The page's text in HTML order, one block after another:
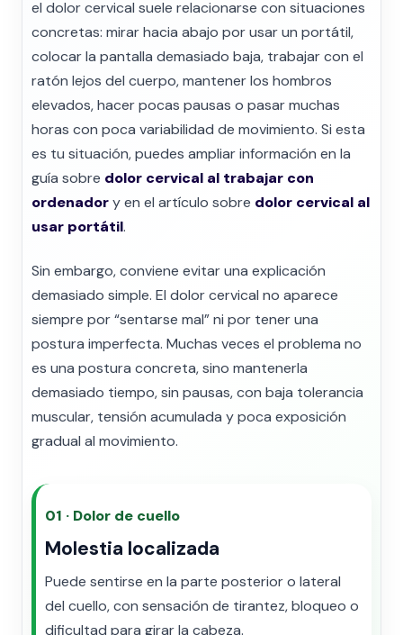
el dolor cervical suele relacionarse con situaciones
concretas: mirar hacia abajo por usar un portátil,
colocar la pantalla demasiado baja, trabajar con el
ratón lejos del cuerpo, mantener los hombros
elevados, hacer pocas pausas o pasar muchas
horas con poca variabilidad de movimiento. Si esta
es tu situación, puedes ampliar información en la
guía sobre dolor cervical al trabajar con
ordenadory en el artículo sobre dolor cervical al
usar portátil.
Sin embargo, conviene evitar una explicación
demasiado simple. El dolor cervical no aparece
siempre por “sentarse mal” ni por tener una
postura imperfecta. Muchas veces el problema no
es una postura concreta, sino mantenerla
demasiado tiempo, sin pausas, con baja tolerancia
muscular, tensión acumulada y poca exposición
gradual al movimiento.
01 · Dolor de cuello
Molestia localizada
Puede sentirse en la parte posterior o lateral
del cuello, con sensación de tirantez, bloqueo o
dificultad para girar la cabeza.